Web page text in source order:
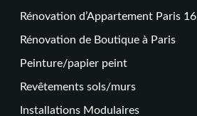
Rénovation d’Appartement Paris 16
Rénovation de Boutique à Paris
Peinture/papier peint
Revêtements sols/murs
Installations Modulaires